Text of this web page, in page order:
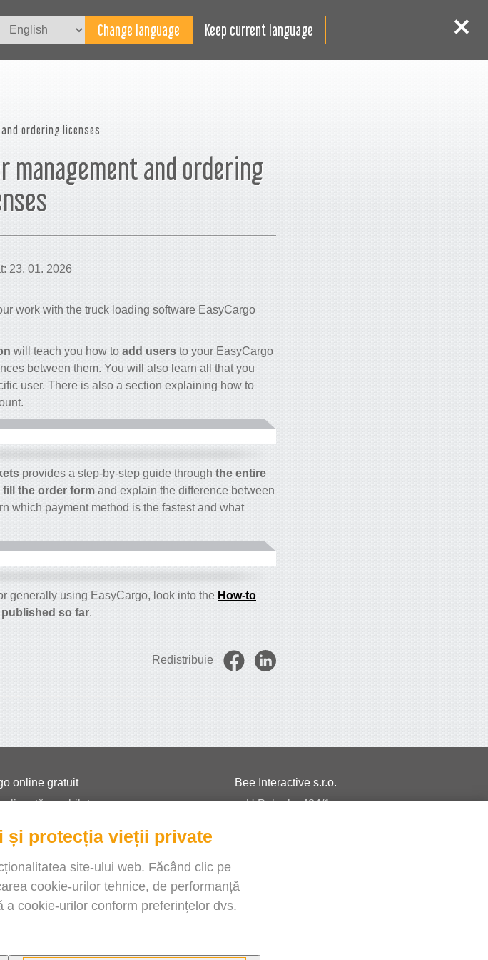
Keep current language
ordering licenses
management and ordering
23. 01. 2026
work with the truck loading software EasyCargo
will teach you how to add users to your EasyCargo
between them. You will also learn all that you
user. There is also a section explaining how to
provides a step-by-step guide through the entire
fill the order form and explain the difference between
which payment method is the fastest and what
generally using EasyCargo, look into the How-to
so far.
Redistribuie
online gratuit
licență sau bilete
Bee Interactive s.r.o.
U Pekarky 484/1a
Discutați cu noi pe WhatsApp
și protecția vieții private
site-ului web. Făcând clic pe
cookie-urilor tehnice, de performanță
cookie-urilor conform preferințelor dvs.